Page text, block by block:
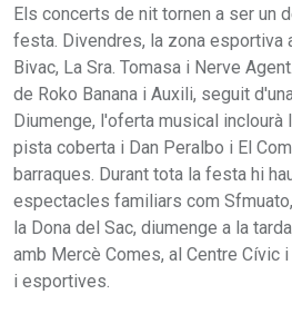
Els concerts de nit tornen a ser un
festa. Divendres, la zona esportiva
Bivac, La Sra. Tomasa i Nerve
de Roko Banana i Auxili, seguit
Diumenge, l'oferta musical
pista coberta i Dan Peralbo i El
barraques. Durant tota la festa hi
espectacles familiars com
la Dona del Sac, diumenge a la
amb Mercè Comes, al Centre Cívic
i esportives.